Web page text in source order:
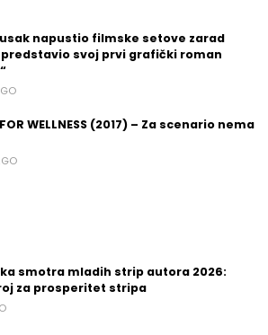
napustio filmske setove zarad
svoj prvi grafički roman
FOR WELLNESS (2017) – Za scenario nema
smotra mladih strip autora 2026:
za prosperitet stripa